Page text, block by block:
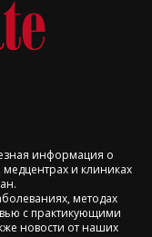
информация о
и клиниках
методах
с практикующими
новости от наших